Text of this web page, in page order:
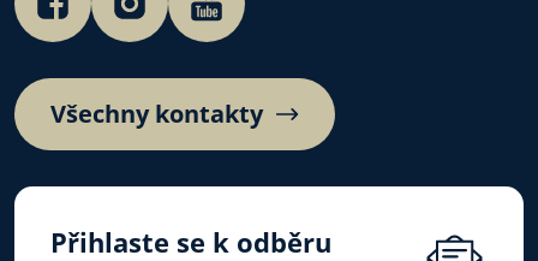
Všechny kontakty
Přihlaste se k odběru